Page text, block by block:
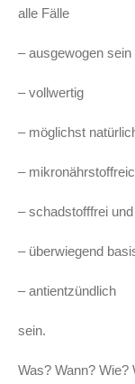
alle Fälle
– ausgewogen sein
– vollwertig
– möglichst
–
– schadstofffrei
– überwiegend
– antientzündlich
sein.
Was? Wann? Wie?